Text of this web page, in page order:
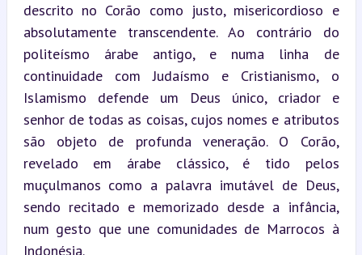
descrito no Corão como justo, misericordioso e
absolutamente transcendente. Ao contrário do
politeísmo árabe antigo, e numa linha de
continuidade com Judaísmo e Cristianismo, o
Islamismo defende um Deus único, criador e
senhor de todas as coisas, cujos nomes e atributos
são objeto de profunda veneração. O Corão,
revelado em árabe clássico, é tido pelos
muçulmanos como a palavra imutável de Deus,
sendo recitado e memorizado desde a infância,
num gesto que une comunidades de Marrocos à
Indonésia.